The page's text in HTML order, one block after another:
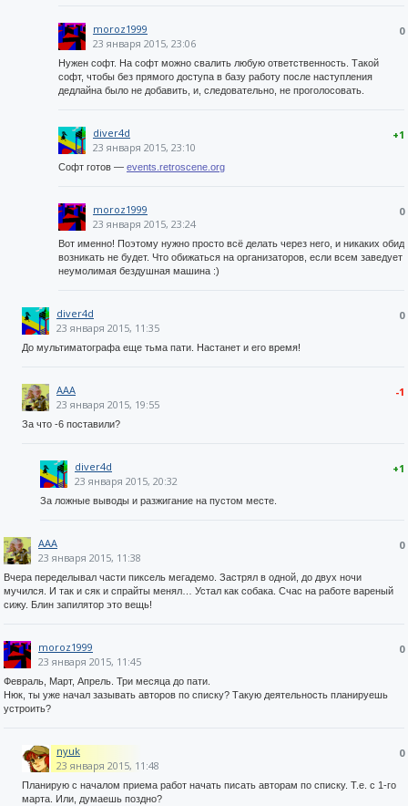
0
moroz1999
23 января 2015, 23:06
Нужен софт. На софт можно свалить любую ответственность. Такой
софт, чтобы без прямого доступа в базу работу после наступления
дедлайна было не добавить, и, следовательно, не проголосовать.
+1
diver4d
23 января 2015, 23:10
Софт готов — events.retroscene.org
0
moroz1999
23 января 2015, 23:24
Вот именно! Поэтому нужно просто всё делать через него, и никаких обид
возникать не будет. Что обижаться на организаторов, если всем заведует
неумолимая бездушная машина :)
0
diver4d
23 января 2015, 11:35
До мультиматографа еще тьма пати. Настанет и его время!
-1
AAA
23 января 2015, 19:55
За что -6 поставили?
+1
diver4d
23 января 2015, 20:32
За ложные выводы и разжигание на пустом месте.
0
AAA
23 января 2015, 11:38
Вчера переделывал части пиксель мегадемо. Застрял в одной, до двух ночи
мучился. И так и сяк и спрайты менял… Устал как собака. Счас на работе вареный
сижу. Блин запилятор это вещь!
0
moroz1999
23 января 2015, 11:45
Февраль, Март, Апрель. Три месяца до пати.
Нюк, ты уже начал зазывать авторов по списку? Такую деятельность планируешь
устроить?
0
nyuk
23 января 2015, 11:48
Планирую с началом приема работ начать писать авторам по списку. Т.е. с 1-го
марта. Или, думаешь поздно?